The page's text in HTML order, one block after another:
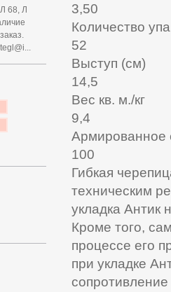
3,50
Количество
52
Выступ (см)
14,5
Вeс кв. м./кг
9,4
Армированное
100
Гибкая
техническим
укладка Антик
Кроме того,
процессе его
при укладке
68, Л